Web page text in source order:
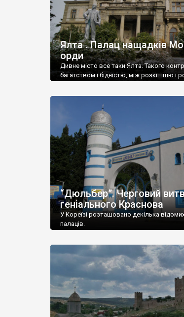
Ялта . Палац нащадків
орди
Дивне місто все таки Ялта. Такого
багатством і бідністю, між розкішшю і
“Дюльбер”. Черговий
геніального Краснова
У Кореїзі розташовано декілька
палаців.